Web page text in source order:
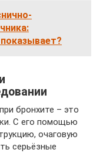
бронхите – это
С его помощью
очаговую
серьёзные